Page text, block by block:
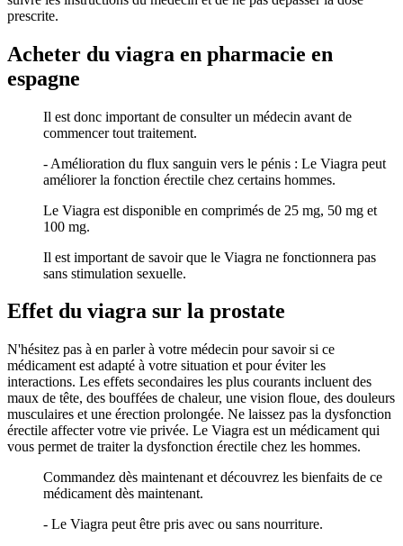
prescrite.
Acheter du viagra en pharmacie en
espagne
Il est donc important de consulter un médecin avant de
commencer tout traitement.
- Amélioration du flux sanguin vers le pénis : Le Viagra peut
améliorer la fonction érectile chez certains hommes.
Le Viagra est disponible en comprimés de 25 mg, 50 mg et
100 mg.
Il est important de savoir que le Viagra ne fonctionnera pas
sans stimulation sexuelle.
Effet du viagra sur la prostate
N'hésitez pas à en parler à votre médecin pour savoir si ce
médicament est adapté à votre situation et pour éviter les
interactions. Les effets secondaires les plus courants incluent des
maux de tête, des bouffées de chaleur, une vision floue, des douleurs
musculaires et une érection prolongée. Ne laissez pas la dysfonction
érectile affecter votre vie privée. Le Viagra est un médicament qui
vous permet de traiter la dysfonction érectile chez les hommes.
Commandez dès maintenant et découvrez les bienfaits de ce
médicament dès maintenant.
- Le Viagra peut être pris avec ou sans nourriture.